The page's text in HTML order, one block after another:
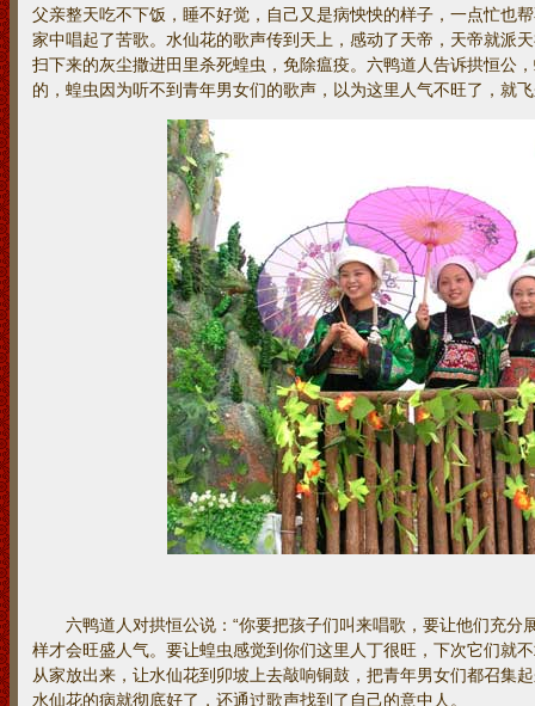
父亲整天吃不下饭，睡不好觉，自己又是病怏怏的样子，一点忙也
家中唱起了苦歌。水仙花的歌声传到天上，感动了天帝，天帝就派
扫下来的灰尘撒进田里杀死蝗虫，免除瘟疫。六鸭道人告诉拱恒公
的，蝗虫因为听不到青年男女们的歌声，以为这里人气不旺了，就
六鸭道人对拱恒公说：“你要把孩子们叫来唱歌，要让他们充分
样才会旺盛人气。要让蝗虫感觉到你们这里人丁很旺，下次它们就
从家放出来，让水仙花到卯坡上去敲响铜鼓，把青年男女们都召集
水仙花的病就彻底好了，还通过歌声找到了自己的意中人。